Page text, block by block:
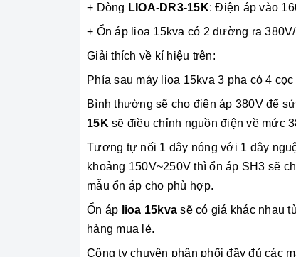
+ Dòng LIOA-DR3-15K: Điện áp vào
+ Ổn áp lioa 15kva có 2 đường ra
Giải thích về kí hiệu trên:
Phía sau máy lioa 15kva 3 pha có 4 cọc
Bình thường sẽ cho điện áp 380V để
15K sẽ điều chỉnh nguồn điện về mức
Tương tự nối 1 dây nóng với 1 dây
khoảng 150V~250V thì ổn áp SH3 sẽ
mẫu ổn áp cho phù hợp.
Ổn áp lioa 15kva sẽ có giá khác nhau
hàng mua lẻ.
Công ty chuyên phân phối đầy đủ các